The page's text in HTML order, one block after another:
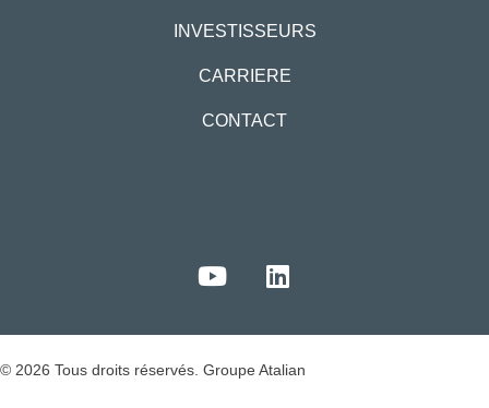
INVESTISSEURS
CARRIERE
CONTACT
© 2026 Tous droits réservés. Groupe Atalian